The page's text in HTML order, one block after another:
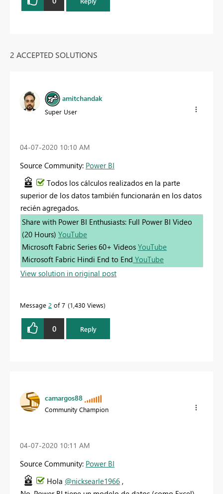
2 ACCEPTED SOLUTIONS
amitchandak
Super User
‎04-07-2020 10:10 AM
Source Community: Power BI
Todos los cálculos realizados en la parte
superior de los datos también funcionarán en los datos
recién agregados.
Share with Power BI Enthusiasts: Full Power BI Video
(20 Hours) YouTube
Microsoft Fabric Series 60+ Videos YouTube
Microsoft Fabric Hindi End to End YouTube
View solution in original post
Message 2 of 7 1,430 Views
0 Reply
camargos88
Community Champion
‎04-07-2020 10:11 AM
Source Community: Power BI
Hola @nicksearle1966 ,